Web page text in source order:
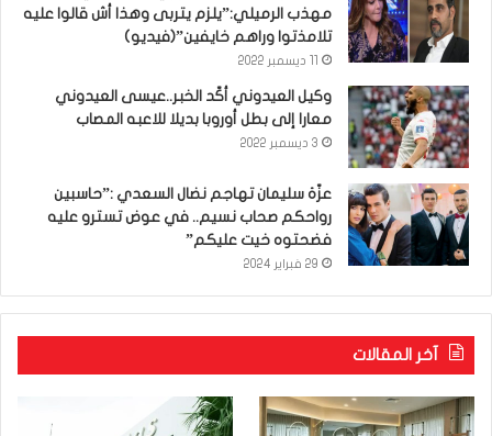
مهذب الرميلي:”يلزم يتربى وهذا أش قالوا عليه
تلامذتوا وراهم خايفين”(فيديو)
وكيل العيدوني أكّد الخبر..عيسى العيدوني
معارا إلى بطل أوروبا بديلا للاعبه المصاب
3 ديسمبر 2022
عزّة سليمان تهاجم نضال السعدي :”حاسبين
رواحكم صحاب نسيم.. في عوض تسترو عليه
فضحتوه خيت عليكم”
29 فبراير 2024
آخر المقالات